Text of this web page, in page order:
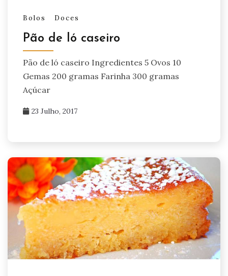
Bolos Doces
Pão de ló caseiro
Pão de ló caseiro Ingredientes 5 Ovos 10
Gemas 200 gramas Farinha 300 gramas
Açúcar
23 Julho, 2017